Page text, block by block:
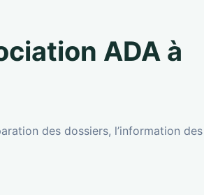
ADA à
des dossiers, l’information